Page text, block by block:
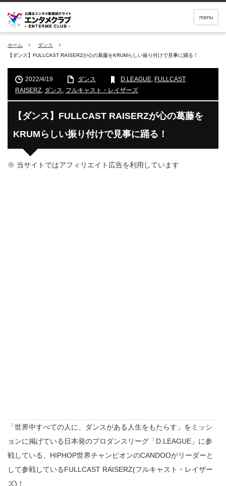
menu
ホーム
ダンス
【ダンス】FULLCAST RAISERZが心の葛藤をKRUMらしい振り付けで見事に踊る！
2022/4/19 ダンス D.LEAGUE, FULLCAST
RAISERZ, ダンス, フルキャスト・レイザーズ
【ダンス】FULLCAST RAISERZが心の葛藤を
KRUMらしい振り付けで見事に踊る！
※ 当サイトではアフィリエイト広告を利用しています
「世界中すべての人に、ダンスがある人生をもたらす」をミッシ
ョンに掲げている日本発のプロダンスリーグ「D.LEAGUE」に参
戦している、HIPHOP世界チャンピオンのCANDOOがリーダーと
して参戦しているFULLCAST RAISERZ(フルキャスト・レイザー
ズ)！